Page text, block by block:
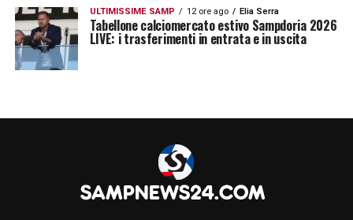
affermazione doriana . Vittoria che arrivata
peraltro lo scorso anno e che i tifosi
blucerchiati ricorderanno benissimo: dopo il
alla doppietta di Muriel. Una vittoria che i
tifosi sperano sia replicata dalla banda di
Giampaolo anche dopodomani, soprattutto
ULTIMISSIME SAMP 12 ore ago Elia Serra
Tabellone calciomercato estivo Sampdoria 2026
LIVE: i trasferimenti in entrata e in uscita